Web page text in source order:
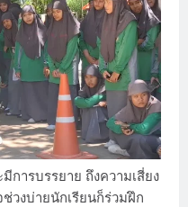
การบรรยาย ถึงความเสี่ยง
วงบ่ายนักเรียนก็ร่วมฝึก